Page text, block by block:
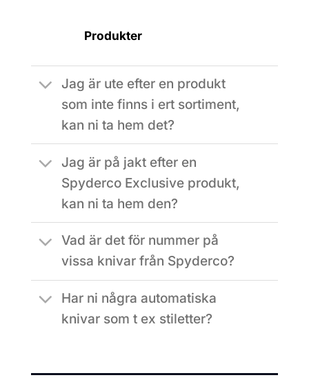
Produkter
Jag är ute efter en produkt
som inte finns i ert sortiment,
kan ni ta hem det?
Jag är på jakt efter en
Spyderco Exclusive produkt,
kan ni ta hem den?
Vad är det för nummer på
vissa knivar från Spyderco?
Har ni några automatiska
knivar som t ex stiletter?